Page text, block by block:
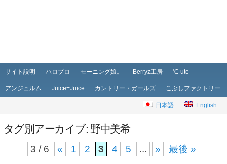
メインメニュー
メインコンテンツへ移動
サブコンテンツへ移動
サイト説明 ハロプロ モーニング娘。 Berryz工房 ℃-ute
アンジュルム Juice=Juice カントリー・ガールズ こぶしファクトリー
日本語 English
タグ別アーカイブ: 野中美希
3 / 6 « 1 2 3 4 5 ... » 最後 »